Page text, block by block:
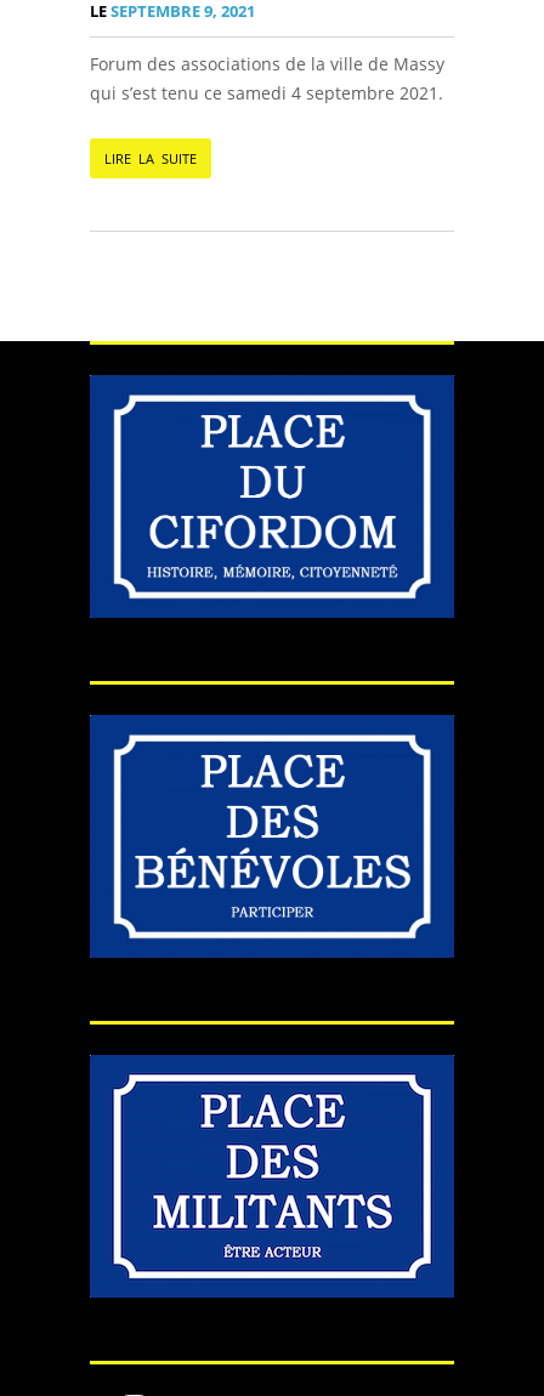
LESEPTEMBRE 9, 2021
Forum des associations de la ville de Massy
qui s’est tenu ce samedi 4 septembre 2021.
LIRE LA SUITE